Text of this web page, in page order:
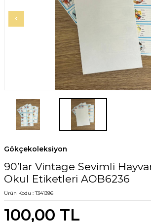
Gökçekoleksiyon
90’lar Vintage Sevimli
Okul Etiketleri AOB6236
Ürün Kodu :T341396
100,00 TL